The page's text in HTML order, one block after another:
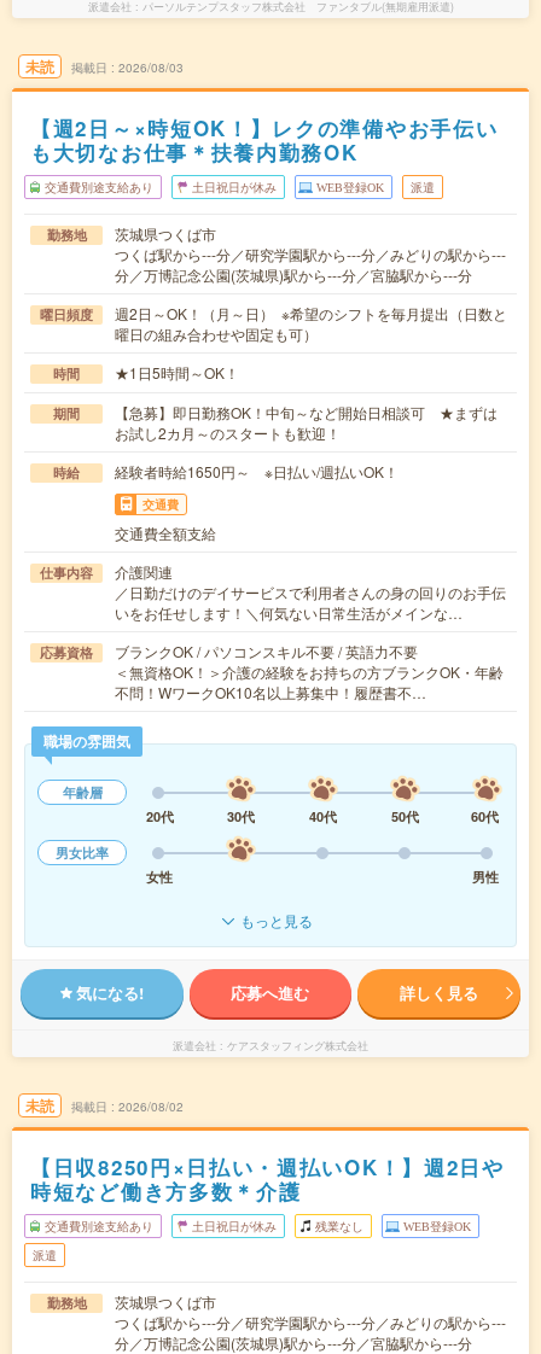
派遣会社 パーソルテンプスタッフ株式会社 ファンタブル(無期雇用派遣)
未読 掲載日 2026/08/03
【週2日～×時短OK！】レクの準備やお手伝い
も大切なお仕事＊扶養内勤務OK
交通費別途支給あり 土日祝日が休み WEB登録OK 派遣
勤務地
茨城県つくば市
つくば駅から---分／研究学園駅から---分／みどりの駅から---
分／万博記念公園(茨城県)駅から---分／宮脇駅から---分
曜日頻度
週2日～OK！（月～日） ※希望のシフトを毎月提出（日数と
曜日の組み合わせや固定も可）
時間 ★1日5時間～OK！
期間
【急募】即日勤務OK！中旬～など開始日相談可 ★まずは
お試し2カ月～のスタートも歓迎！
時給 経験者時給1650円～ ※日払い/週払いOK！
交通費
交通費全額支給
仕事内容
介護関連
／日勤だけのデイサービスで利用者さんの身の回りのお手伝
いをお任せします！＼何気ない日常生活がメインな…
応募資格
ブランクOK / パソコンスキル不要 / 英語力不要
＜無資格OK！＞介護の経験をお持ちの方ブランクOK・年齢
不問！WワークOK10名以上募集中！履歴書不…
職場の雰囲気
年齢層
20代
30代 40代 50代
60代
男女比率
女性
男性
もっと見る
気になる! 応募へ進む 詳しく見る
派遣会社 ケアスタッフィング株式会社
未読 掲載日 2026/08/02
【日収8250円×日払い・週払いOK！】週2日や
時短など働き方多数＊介護
交通費別途支給あり 土日祝日が休み 残業なし WEB登録OK
派遣
勤務地
茨城県つくば市
つくば駅から---分／研究学園駅から---分／みどりの駅から---
分／万博記念公園(茨城県)駅から---分／宮脇駅から---分